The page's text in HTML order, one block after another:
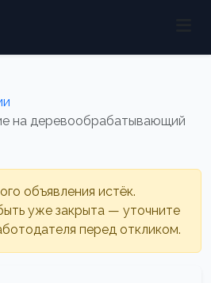
на деревообрабатывающий
объявления истёк.
уже закрыта — уточните
перед откликом.